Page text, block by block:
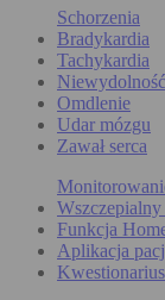
Schorzenia
Bradykardia
Tachykardia
Omdlenie
Udar mózgu
Zawał serca
Funkcja
Aplikacja